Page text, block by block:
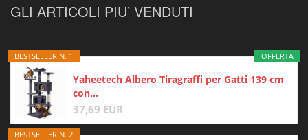
GLI ARTICOLI PIU’ VENDUTI
OFFERTA
BESTSELLER N. 1
Yaheetech Albero Tiragraffi per Gatti 139 cm
con...
37,69 EUR
BESTSELLER N. 2